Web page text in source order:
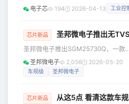
Fabless（无晶圆厂）模式起步，通过
涵盖晶圆制造、芯片设计、封装测试
芯片？现在不是有那么多性能更强、
公司是不是太抠门了，还是工程师太
领域的新和旧，和我们平时买手机是
片，比如高通骁龙系列，确实是越新
低。这是因为消费电子产品的更新换
工业控制、汽车电子、
电子芯 194 2026-04-13 工业控
芯片新品 圣邦微电子推出无TVS，反极性电压钳位的
圣邦微电子推出SGM25730Q，一款
需TVS即可实现反向电压钳位的车规级
理想二极管控制器。该器件可应用于汽
（摄像头集成）、汽车USB集线器和
圣邦微电子 2,056 2026-05-20
车规级 圣邦微电子
芯片新品 从这5点 看清这款车